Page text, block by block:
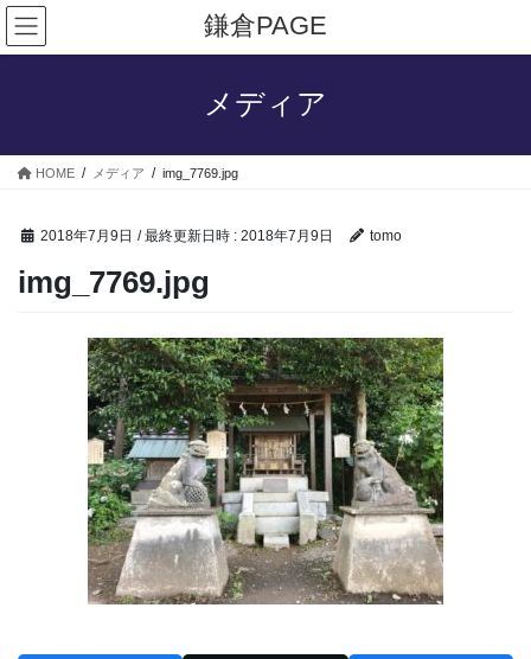
コ
ン
テ
ス
ナ
ビ
ゲ
ン
鎌倉PAGE
メディア
HOME メディア img_7769.jpg
2018年7月9日 / 最終更新日時 : 2018年7月9日 tomo
img_7769.jpg